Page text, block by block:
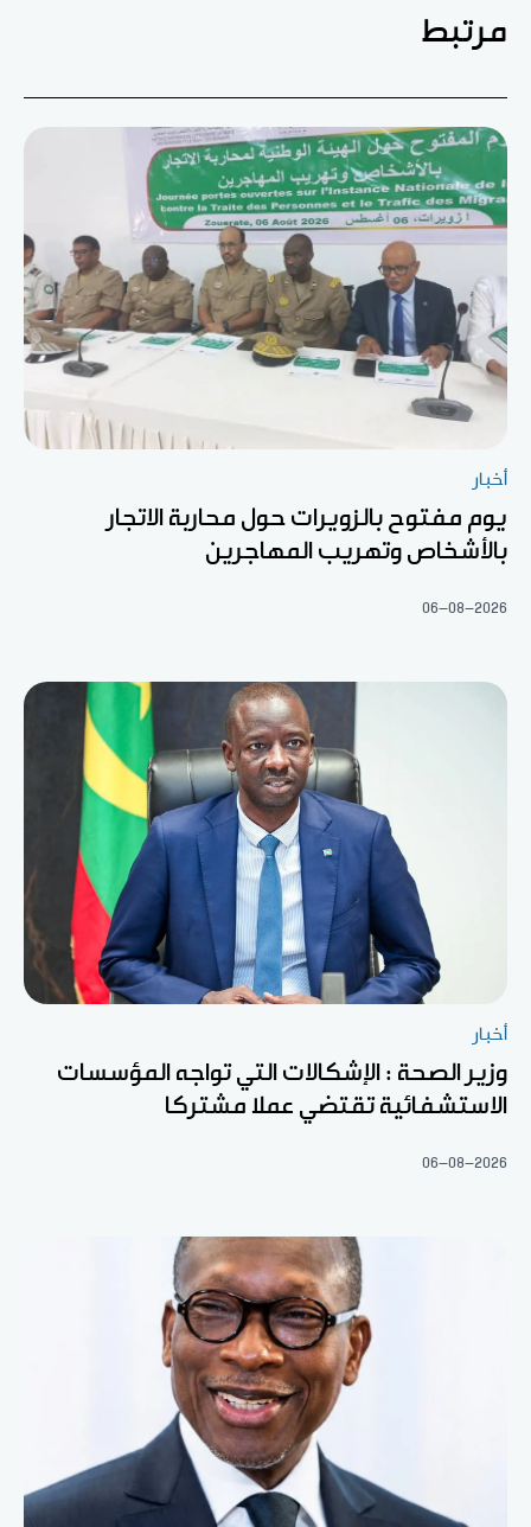
مرتبط
أخبار
يوم مفتوح بالزويرات حول محاربة الاتجار
بالأشخاص وتهريب المهاجرين
06-08-2026
أخبار
وزير الصحة : الإشكالات التي تواجه المؤسسات
الاستشفائية تقتضي عملا مشتركا
06-08-2026